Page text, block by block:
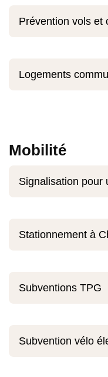
Prévention vols et
Logements
Mobilité
Signalisation pour
Stationnement à
Subventions TPG
Subvention vélo